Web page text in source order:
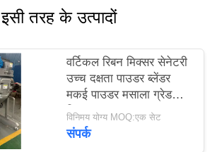
इसी तरह के उत्पादों
वर्टिकल रिबन मिक्सर सेनेटरी
उच्च दक्षता पाउडर ब्लेंडर
मकई पाउडर मसाला ग्रेड
मिक्सर
विनिमय योग्य MOQ:एक सेट
संपर्क